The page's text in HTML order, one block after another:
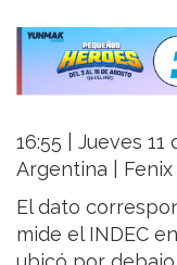
16:55 | Jueves
Argentina |
El dato
mide el INDEC